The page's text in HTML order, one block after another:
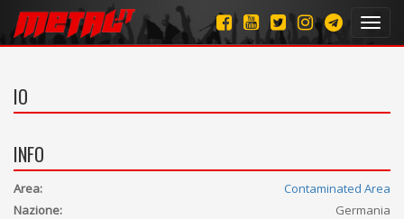
IO
INFO
Area:
Contaminated Area
Nazione:
Germania